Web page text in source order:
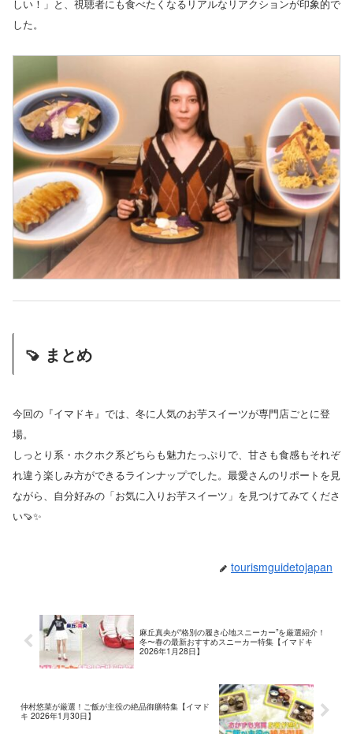
しい！」と、視聴者にも食べたくなるリアルなリアクションが印象的で
した。
🍠 まとめ
今回の『イマドキ』では、冬に人気のお芋スイーツが専門店ごとに登
場。
しっとり系・ホクホク系どちらも魅力たっぷりで、甘さも食感もそれぞ
れ違う楽しみ方ができるラインナップでした。最愛さんのリポートを見
ながら、自分好みの「お気に入りお芋スイーツ」を見つけてみてくださ
い🍠✨
tourismguidetojapan
麻丘真央が“格別の履き心地スニーカー”を厳選紹介！
冬〜春の最新おすすめスニーカー特集【イマドキ
2026年1月28日】
仲村悠菜が厳選！ご飯が主役の絶品御膳特集【イマド
キ 2026年1月30日】